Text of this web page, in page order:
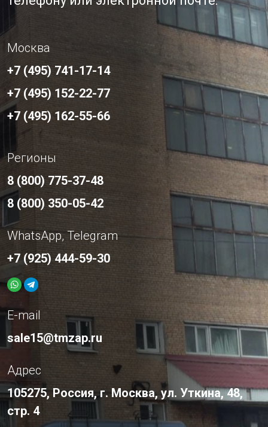
Москва
+7 (495) 741-17-14
+7 (495) 152-22-77
+7 (495) 162-55-66
Регионы
8 (800) 775-37-48
8 (800) 350-05-42
WhatsApp, Telegram
+7 (925) 444-59-30
E-mail
sale15@tmzap.ru
Адрес
105275, Россия, г. Москва, ул. Уткина, 48,
стр. 4